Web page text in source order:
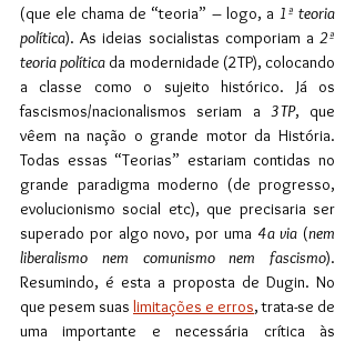
(que ele chama de “teoria” – logo, a 1ª teoria
política). As ideias socialistas comporiam a 2ª
teoria política da modernidade (2TP), colocando
a classe como o sujeito histórico. Já os
fascismos/nacionalismos seriam a 3TP, que
vêem na nação o grande motor da História.
Todas essas “Teorias” estariam contidas no
grande paradigma moderno (de progresso,
evolucionismo social etc), que precisaria ser
superado por algo novo, por uma 4a via (nem
liberalismo nem comunismo nem fascismo).
Resumindo, é esta a proposta de Dugin. No
que pesem suas limitações e erros, trata-se de
uma importante e necessária crítica às